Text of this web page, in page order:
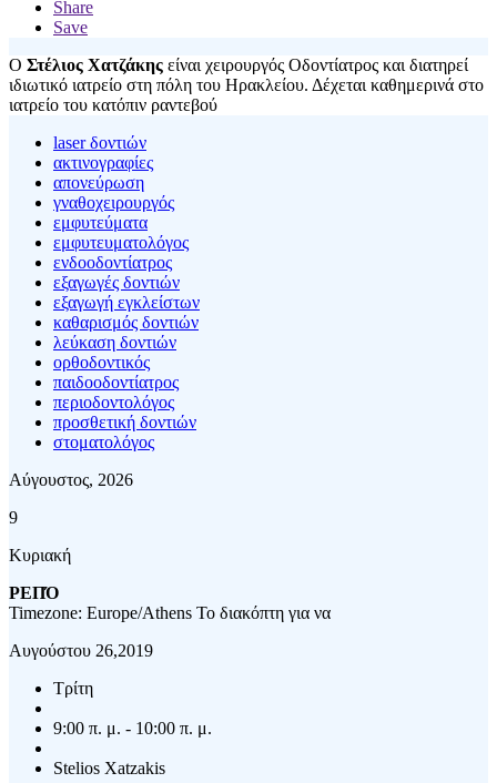
Share
Save
Ο Στέλιος Χατζάκης είναι χειρουργός Οδοντίατρος και διατηρεί
ιδιωτικό ιατρείο στη πόλη του Ηρακλείου. Δέχεται καθημερινά στο
ιατρείο του κατόπιν ραντεβού
laser δοντιών
ακτινογραφίες
απονεύρωση
γναθοχειρουργός
εμφυτεύματα
εμφυτευματολόγος
ενδοοδοντίατρος
εξαγωγές δοντιών
εξαγωγή εγκλείστων
καθαρισμός δοντιών
λεύκαση δοντιών
ορθοδοντικός
παιδοοδοντίατρος
περιοδοντολόγος
προσθετική δοντιών
στοματολόγος
Αύγουστος, 2026
9
Κυριακή
ΡΕΠΌ
Timezone: Europe/Athens Το διακόπτη για να
Αυγούστου 26,2019
Τρίτη
9:00 π. μ. - 10:00 π. μ.
Stelios Xatzakis